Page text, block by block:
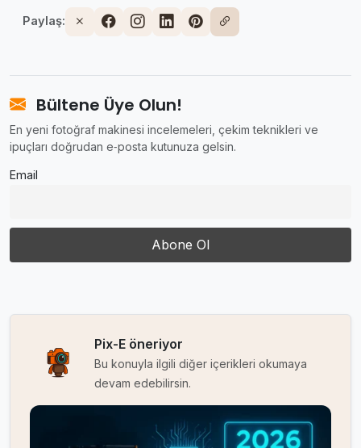
Paylaş:
Bültene Üye Olun!
En yeni fotoğraf makinesi incelemeleri, çekim teknikleri ve
ipuçları doğrudan e‑posta kutunuza gelsin.
Email
Pix-E öneriyor
Bu konuyla ilgili diğer içerikleri okumaya
devam edebilirsin.